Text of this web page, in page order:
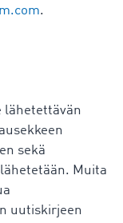
.
lähetettävän
sekä
Muita
uutiskirjeen